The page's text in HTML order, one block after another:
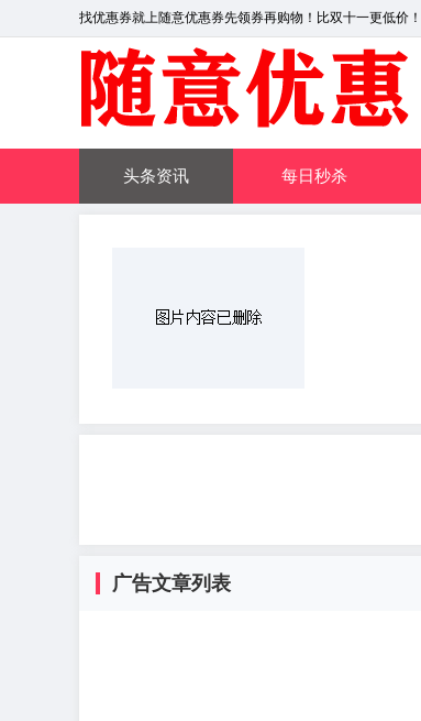
找优惠券就上随意优惠券先领券再购物！比双十一更低价！
头条资讯 每日秒杀
广告文章列表